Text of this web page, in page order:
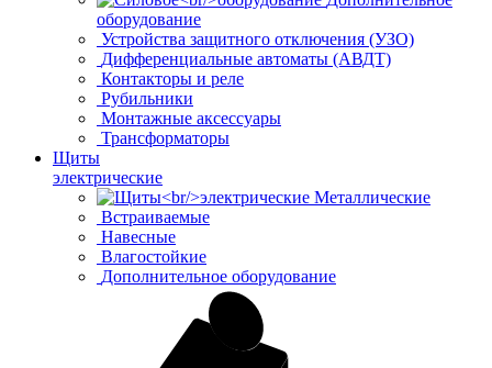
оборудование
Устройства защитного отключения (УЗО)
Дифференциальные автоматы (АВДТ)
Контакторы и реле
Рубильники
Монтажные аксессуары
Трансформаторы
Щиты
электрические
Металлические
Встраиваемые
Навесные
Влагостойкие
Дополнительное оборудование